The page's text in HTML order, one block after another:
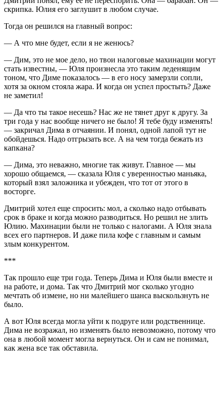
скрипка. Юлия его заглушит в любом случае.
Тогда он решился на главный вопрос:
— А что мне будет, если я не женюсь?
— Дим, это не мое дело, но твои налоговые махинации могут
стать известны, — Юля произнесла это таким леденящим
тоном, что Диме показалось — в его носу замерзли сопли,
хотя за окном стояла жара. И когда он успел простыть? Даже
не заметил!
— Да что ты такое несешь? Нас же не тянет друг к другу. За
три года у нас вообще ничего не было! Я тебе буду изменять!
— закричал Дима в отчаянии. И понял, одной лапой тут не
обойдешься. Надо отгрызать все. А на чем тогда бежать из
капкана?
— Дима, это неважно, многие так живут. Главное — мы
хорошо общаемся, — сказала Юля с уверенностью маньяка,
который взял заложника и убежден, что тот от этого в
восторге.
Дмитрий хотел еще спросить: мол, а сколько надо отбывать
срок в браке и когда можно разводиться. Но решил не злить
Юлию. Махинации были не только с налогами. А Юля знала
всех его партнеров. И даже пила кофе с главным и самым
злым конкурентом.
***
Так прошло еще три года. Теперь Дима и Юля были вместе и
на работе, и дома. Так что Дмитрий мог сколько угодно
мечтать об измене, но ни малейшего шанса выскользнуть не
было.
А вот Юля всегда могла уйти к подруге или родственнице.
Дима не возражал, но изменять было невозможно, потому что
она в любой момент могла вернуться. Он и сам не понимал,
как жена все так обставила.